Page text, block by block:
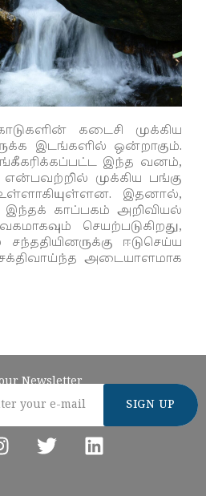
கடைசி முக்கிய
இடங்களில் ஒன்றாகும்.
இந்த வனம்,
என்பவற்றில் முக்கிய பங்கு
இதனால்,
இந்தக் காப்பகம் அறிவியல்
செயற்படுகிறது,
ஈடுசெய்ய
சக்திவாய்ந்த அடையாளமாக
Newsletter